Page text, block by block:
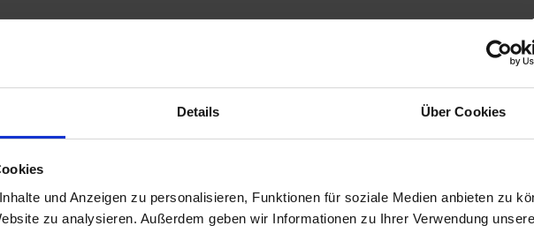
Details Über Cookies
und Anzeigen zu personalisieren, Funktionen für soziale Medien anbieten zu
zu analysieren. Außerdem geben wir Informationen zu Ihrer Verwendung
69.594.409.8